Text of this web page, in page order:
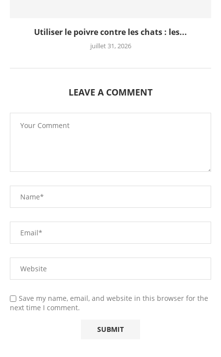
Utiliser le poivre contre les chats : les...
juillet 31, 2026
LEAVE A COMMENT
Save my name, email, and website in this browser for the
next time I comment.